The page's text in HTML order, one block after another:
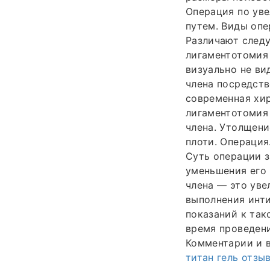
Операция по
путем. Виды
Различают
визуально не
члена
современная
члена.
плоти.
Суть операции
уменьшения его
члена — это
выполнения
показаний к
время
Комментарии и
титан гель